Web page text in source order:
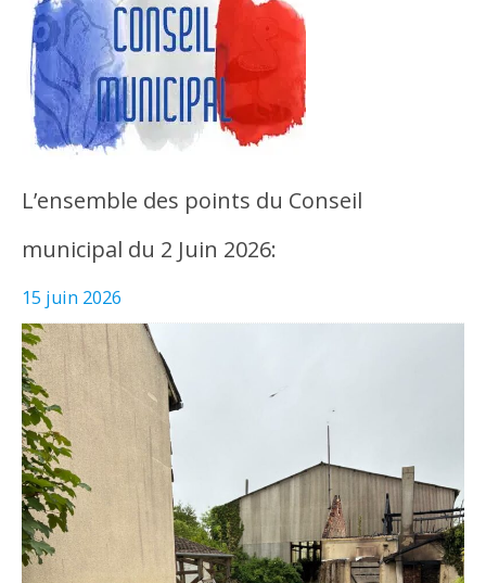
L’ensemble des points du Conseil
municipal du 2 Juin 2026:
15 juin 2026